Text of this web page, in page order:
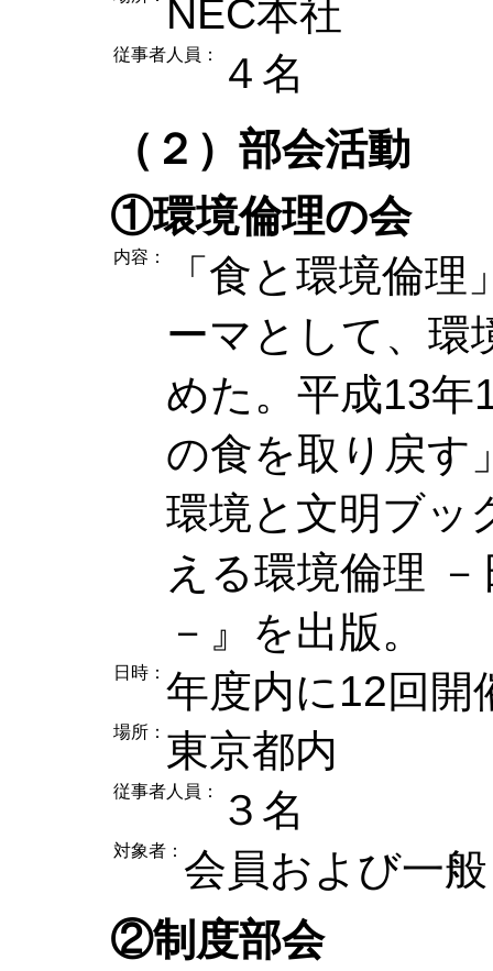
NEC本社
従事者人員：
４名
（２）部会活動
①環境倫理の会
内容：
「食と環境倫
ーマとして、環
めた。平成13年
の食を取り戻す
環境と文明ブッ
える環境倫理
－』を出版。
日時： 年度内に12回開
場所： 東京都内
従事者人員： ３名
対象者： 会員および一
②制度部会